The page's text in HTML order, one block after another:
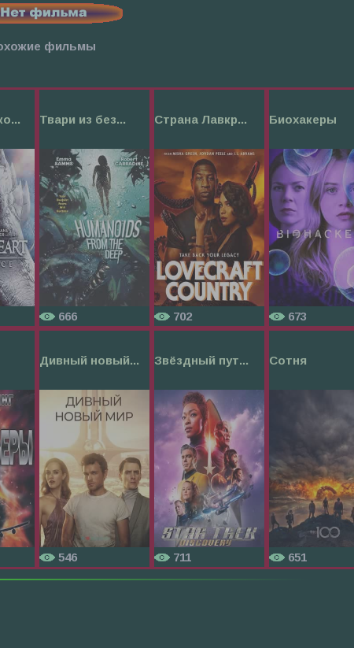
фильмы
Твари из без...
666
Страна Лавкр...
702
Биохакеры
673
Дивный новый...
546
Звёздный пут...
711
Сотня
651